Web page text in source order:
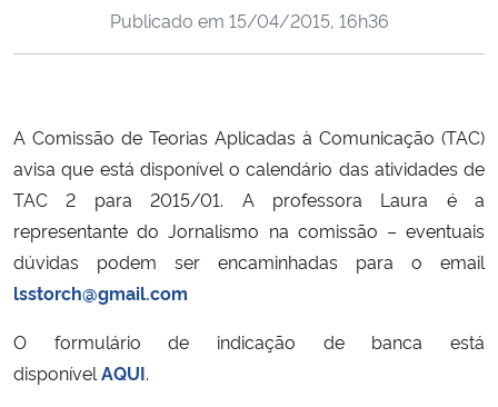
Ministério da Cidadania
Ministério de Minas e Energia
Ministério da Ciência, Tecnologia, Inovações e Comunicações
Ministério do Meio Ambiente
Ministério do Desenvolvimento Regional
Publicado em 15/04/2015, 16h36
A Comissão de Teorias Aplicadas à Comunicação (TAC)
avisa que está disponível o calendário das atividades de
TAC 2 para 2015/01. A professora Laura é a
representante do Jornalismo na comissão – eventuais
dúvidas podem ser encaminhadas para o email
lsstorch@gmail.com
O formulário de indicação de banca está
disponível AQUI.